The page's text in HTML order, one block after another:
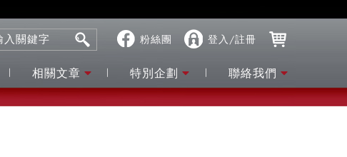
粉絲團 登入/註冊
相關文章 特別企劃 聯絡我們